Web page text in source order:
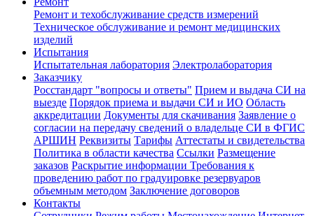
Ремонт и техобслуживание средств измерений
Техническое обслуживание и ремонт медицинских
изделий
Испытания
Испытательная лаборатория Электролаборатория
Заказчику
Росстандарт "вопросы и ответы" Прием и выдача СИ на
выезде Порядок приема и выдачи СИ и ИО Область
аккредитации Документы для скачивания Заявление о
согласии на передачу сведений о владельце СИ в ФГИС
АРШИН Реквизиты Тарифы Аттестаты и свидетельства
Политика в области качества Ссылки Размещение
заказов Раскрытие информации Требования к
проведению работ по градуировке резервуаров
объемным методом Заключение договоров
Контакты